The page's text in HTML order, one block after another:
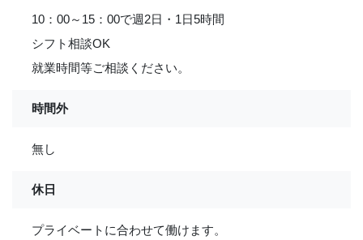
10：00～15：00で週2日・1日5時間
シフト相談OK
就業時間等ご相談ください。
時間外
無し
休日
プライベートに合わせて働けます。